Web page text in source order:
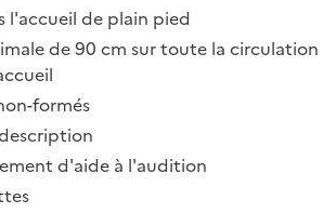
l'accueil de plain pied
de 90 cm sur toute la circulation
formés
d'aide à l'audition